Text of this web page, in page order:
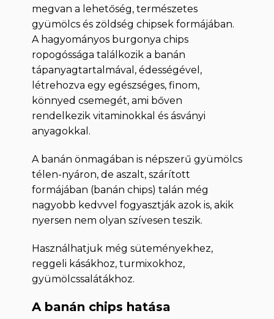
megvan a lehetőség, természetes
gyümölcs és zöldség chipsek formájában.
A hagyományos burgonya chips
ropogóssága találkozik a banán
tápanyagtartalmával, édességével,
létrehozva egy egészséges, finom,
könnyed csemegét, ami bőven
rendelkezik vitaminokkal és ásványi
anyagokkal.
A banán önmagában is népszerű gyümölcs
télen-nyáron, de aszalt, szárított
formájában (banán chips) talán még
nagyobb kedvvel fogyasztják azok is, akik
nyersen nem olyan szívesen teszik.
Használhatjuk még süteményekhez,
reggeli kásákhoz, turmixokhoz,
gyümölcssalátákhoz.
A banán chips hatása